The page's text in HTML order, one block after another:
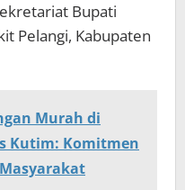
Bupati
Pelangi, Kabupaten
Murah di
Kutim: Komitmen